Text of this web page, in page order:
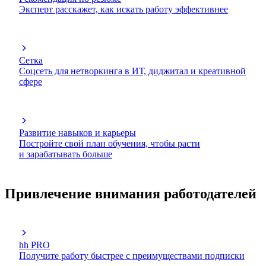
Эксперт расскажет, как искать работу эффективнее
Сетка
Соцсеть для нетворкинга в ИТ, диджитал и креативной
сфере
Развитие навыков и карьеры
Постройте свой план обучения, чтобы расти
и зарабатывать больше
Привлечение внимания работодателей
hh PRO
Получите работу быстрее с преимуществами подписки